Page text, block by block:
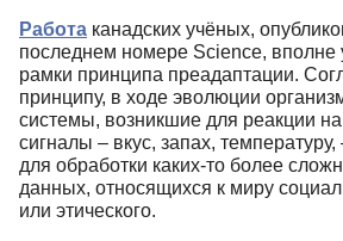
Работа канадских учёных,
последнем номере Science, вполне
рамки принципа преадаптации.
принципу, в ходе эволюции
системы, возникшие для реакции
сигналы – вкус, запах, температуру,
для обработки каких-то более
данных, относящихся к миру
или этического.